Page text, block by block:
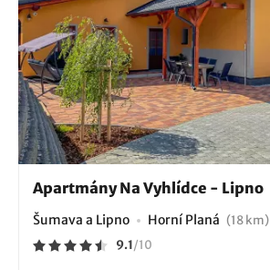
Apartmány Na Vyhlídce - Lipno
Šumava a Lipno Horní Planá (18 km)
9.1/10